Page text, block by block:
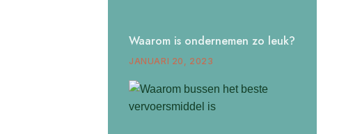
Waarom is ondernemen zo leuk?
JANUARI 20, 2023